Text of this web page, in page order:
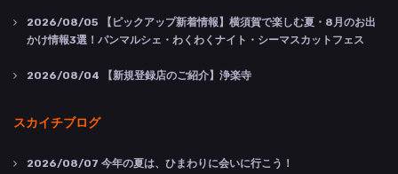
2026/08/05 【ピックアップ新着情報】横須賀で楽しむ夏・8月のお出
かけ情報3選！パンマルシェ・わくわくナイト・シーマスカットフェス
2026/08/04 【新規登録店のご紹介】浄楽寺
スカイチブログ
2026/08/07 今年の夏は、ひまわりに会いに行こう！